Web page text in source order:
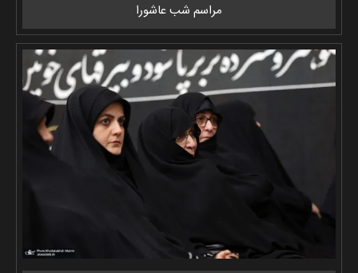
مراسم شب عاشورا